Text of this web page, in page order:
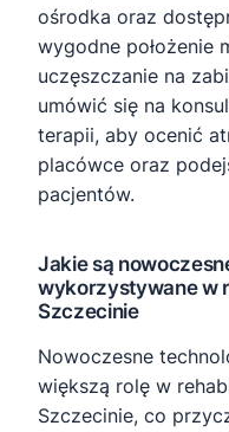
ośrodka oraz
wygodne położenie
uczęszczanie na
umówić się na
terapii, aby ocenić
placówce oraz
pacjentów.
Jakie są
wykorzystywane w
Szczecinie
Nowoczesne
większą rolę w
Szczecinie, co